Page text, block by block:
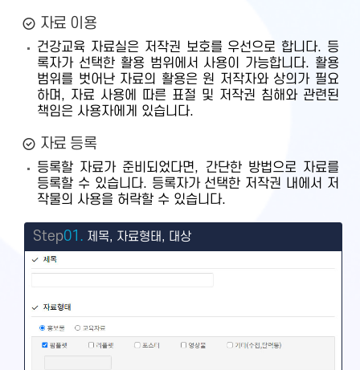
자료 이용
건강교육 자료실은 저작권 보호를 우선으로 합니다. 등
록자가 선택한 활용 범위에서 사용이 가능합니다. 활용
범위를 벗어난 자료의 활용은 원 저작자와 상의가 필요
하며, 자료 사용에 따른 표절 및 저작권 침해와 관련된
책임은 사용자에게 있습니다.
자료 등록
등록할 자료가 준비되었다면, 간단한 방법으로 자료를
등록할 수 있습니다. 등록자가 선택한 저작권 내에서 저
작물의 사용을 허락할 수 있습니다.
Step01. 제목, 자료형태, 대상